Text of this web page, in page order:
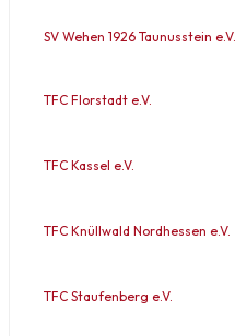
SV Wehen 1926 Taunusstein e.V.
TFC Florstadt e.V.
TFC Kassel e.V.
TFC Knüllwald Nordhessen e.V.
TFC Staufenberg e.V.